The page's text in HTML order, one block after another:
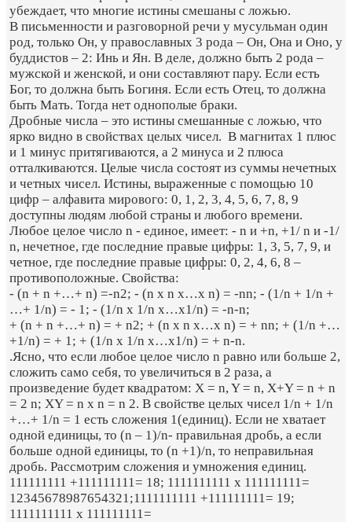
убеждает, что многие истины смешаны с ложью.
В письменности и разговорной речи у мусульман один
род, только Он, у православных 3 рода – Он, Она и Оно, у
буддистов – 2: Инь и Ян. В деле, должно быть 2 рода –
мужской и женской, и они составляют пару. Если есть
Бог, то должна быть Богиня. Если есть Отец, то должна
быть Мать. Тогда нет однополые браки.
Дробные числа – это истины смешанные с ложью, что
ярко видно в свойствах целых чисел. В магнитах 1 плюс
и 1 минус притягиваются, а 2 минуса и 2 плюса
отталкиваются. Целые числа состоят из суммы нечетных
и четных чисел. Истины, выраженные с помощью 10
цифр – алфавита мирового: 0, 1, 2, 3, 4, 5, 6, 7, 8, 9
доступны людям любой страны и любого времени.
Любое целое число n - единое, имеет: - n и +n, +1/ n и -1/
n, нечетное, где последние правые цифры: 1, 3, 5, 7, 9, и
четное, где последние правые цифры: 0, 2, 4, 6, 8 –
противоположные. Свойства:
- (n + n +…+ n) =-n2; - (n x n x…x n) = -nn; - (1/n + 1/n +
…+ 1/n) = - 1; - (1/n x 1/n x…x1/n) = -n-n;
+ (n + n +…+ n) = + n2; + (n x n x…x n) = + nn; + (1/n +…
+1/n) = + 1; + (1/n x 1/n x…x1/n) = + n-n.
.Ясно, что если любое целое число n равно или больше 2,
сложить само себя, то увеличиться в 2 раза, а
произведение будет квадратом: X = n, Y = n, X+Y = n + n
= 2 n; XY = n x n = n 2. В свойстве целых чисел 1/n + 1/n
+…+ 1/n = 1 есть сложения 1(единиц). Если не хватает
одной единицы, то (n – 1)/n- правильная дробь, а если
больше одной единицы, то (n +1)/n, то неправильная
дробь. Рассмотрим сложения и умножения единиц.
111111111 +111111111= 18; 1111111111 х 111111111=
12345678987654321;1111111111 +111111111= 19;
1111111111 х 111111111=